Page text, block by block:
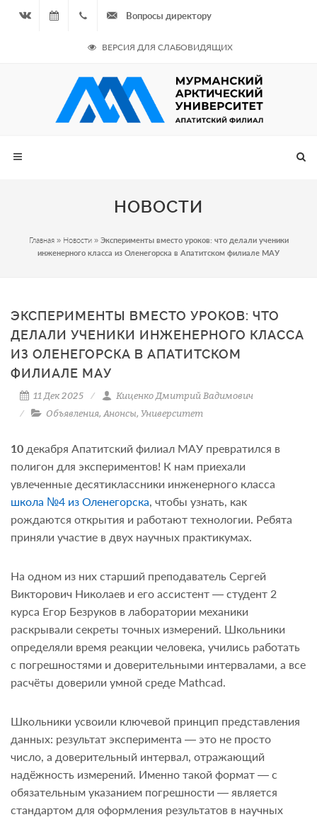
07.08.2026
- Чётная
неделя
964
687
Вопросы директору
ВЕРСИЯ ДЛЯ СЛАБОВИДЯЩИХ
НОВОСТИ
Главная» Новости» Эксперименты вместо уроков: что делали ученики
инженерного класса из Оленегорска в Апатитском филиале МАУ
ЭКСПЕРИМЕНТЫ ВМЕСТО УРОКОВ: ЧТО
ДЕЛАЛИ УЧЕНИКИ ИНЖЕНЕРНОГО КЛАССА
ИЗ ОЛЕНЕГОРСКА В АПАТИТСКОМ
ФИЛИАЛЕ МАУ
11 Дек 2025
Киценко Дмитрий Вадимович
Объявления, Анонсы, Университет
10 декабря Апатитский филиал МАУ превратился в
полигон для экспериментов! К нам приехали
увлеченные десятиклассники инженерного класса
школа №4 из Оленегорска, чтобы узнать, как
рождаются открытия и работают технологии. Ребята
приняли участие в двух научных практикумах.
На одном из них старший преподаватель Сергей
Викторович Николаев и его ассистент — студент 2
курса Егор Безруков в лаборатории механики
раскрывали секреты точных измерений. Школьники
определяли время реакции человека, учились работать
с погрешностями и доверительными интервалами, а все
расчёты доверили умной среде Mathcad.
Школьники усвоили ключевой принцип представления
данных: результат эксперимента — это не просто
число, а доверительный интервал, отражающий
надёжность измерений. Именно такой формат — с
обязательным указанием погрешности — является
стандартом для оформления результатов в научных